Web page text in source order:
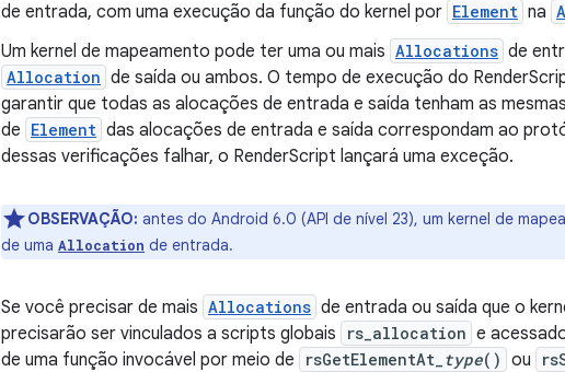
de entrada, com uma execução da função do kernel por Element na
Um kernel de mapeamento pode ter uma ou mais Allocations de
Allocation de saída ou ambos. O tempo de execução do
garantir que todas as alocações de entrada e saída tenham as
de Element das alocações de entrada e saída correspondam ao
dessas verificações falhar, o RenderScript lançará uma exceção.
OBSERVAÇÃO: antes do Android 6.0 (API de nível 23), um kernel de
de uma Allocation de entrada.
Se você precisar de mais Allocations de entrada ou saída que o
precisarão ser vinculados a scripts globais
rs_allocation e
de uma função invocável por meio de
rsGetElementAt_ type() ou